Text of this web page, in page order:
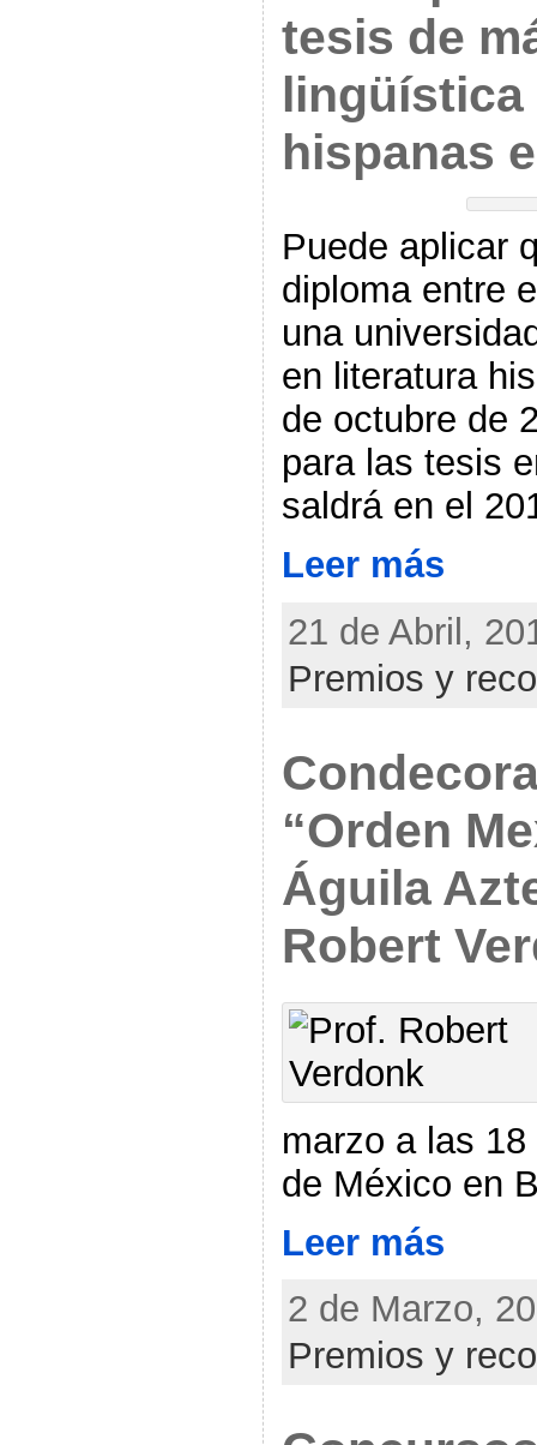
tesis de
hispanas
Puede aplicar
diploma entre
una
en literatura
de octubre de
para las tesis
saldrá en el
Leer más
21 de Abril,
Premios y
“Orden
Águila
Robert
marzo a las
de México en
Leer más
2 de Marzo,
Premios y